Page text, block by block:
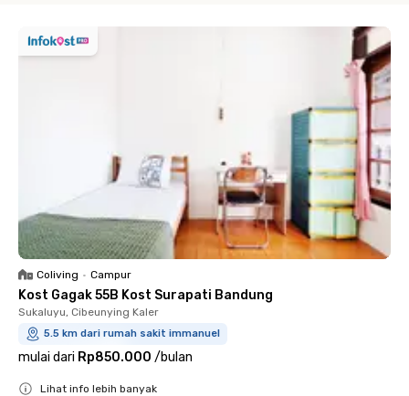
Coliving • Campur
Kost Gagak 55B Kost Surapati Bandung
Sukaluyu, Cibeunying Kaler
5.5 km dari rumah sakit immanuel
mulai dari Rp850.000 /bulan
Lihat info lebih banyak